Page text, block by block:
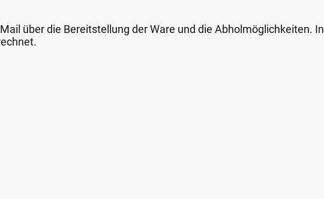
über die Bereitstellung der Ware und die Abholmöglichkeiten. In